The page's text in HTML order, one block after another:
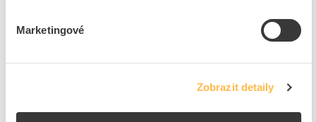
Marketingové
Zobrazit detaily
ks do košíku